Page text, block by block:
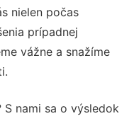
nielen počas
prípadnej
vážne a snažíme
S nami sa o výsledok